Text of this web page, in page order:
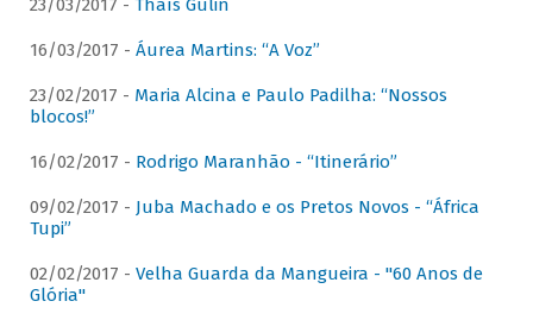
23/03/2017 - Thaís Gulin
16/03/2017 - Áurea Martins: “A Voz”
23/02/2017 - Maria Alcina e Paulo Padilha: “Nossos
blocos!”
16/02/2017 - Rodrigo Maranhão - “Itinerário”
09/02/2017 - Juba Machado e os Pretos Novos - “África
Tupi”
02/02/2017 - Velha Guarda da Mangueira - "60 Anos de
Glória"